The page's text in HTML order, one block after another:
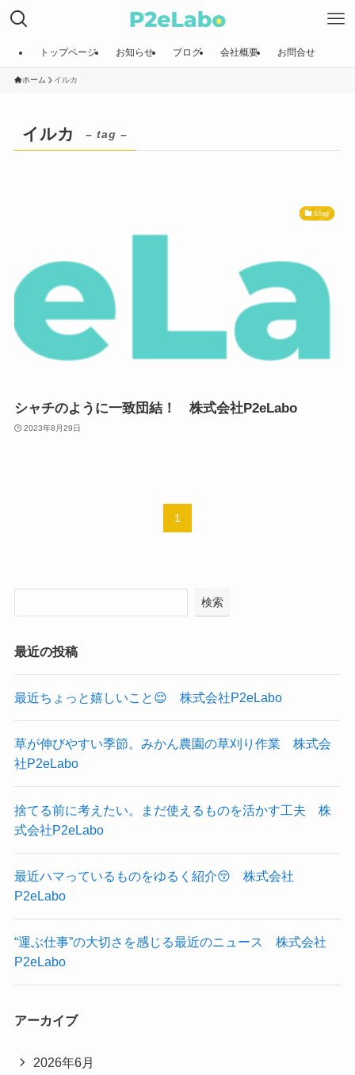
トップページ お知らせ ブログ 会社概要 お問合せ
ホーム イルカ
イルカ – tag –
blog
シャチのように一致団結！ 株式会社P2eLabo
2023年8月29日
1
検索
最近の投稿
最近ちょっと嬉しいこと😌 株式会社P2eLabo
草が伸びやすい季節。みかん農園の草刈り作業 株式会
社P2eLabo
捨てる前に考えたい。まだ使えるものを活かす工夫 株
式会社P2eLabo
最近ハマっているものをゆるく紹介😚 株式会社
P2eLabo
“運ぶ仕事”の大切さを感じる最近のニュース 株式会社
P2eLabo
アーカイブ
2026年6月